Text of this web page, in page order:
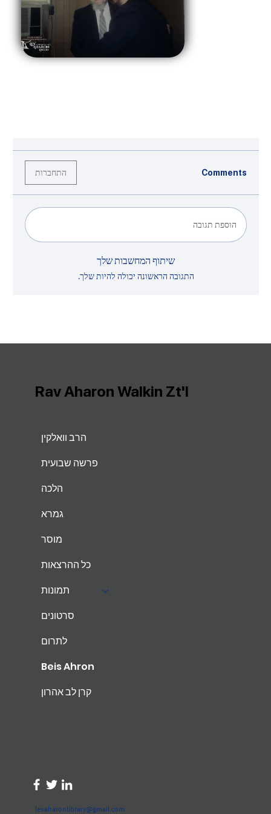
Comments התחברות
הוספת תגובה
שיתוף המחשבות שלך
התגובה הראשונה יכולה להיות שלך.
הרב וואלקין
פרשה שבועית
הלכה
גמרא
מוסר
כל ההרצאות
תמונות
סרטונים
לתרום
Beis Ahron
קרן לב אהרון
levaharonlibrary@gmail.com
Rav Aharon Walkin Zt'l